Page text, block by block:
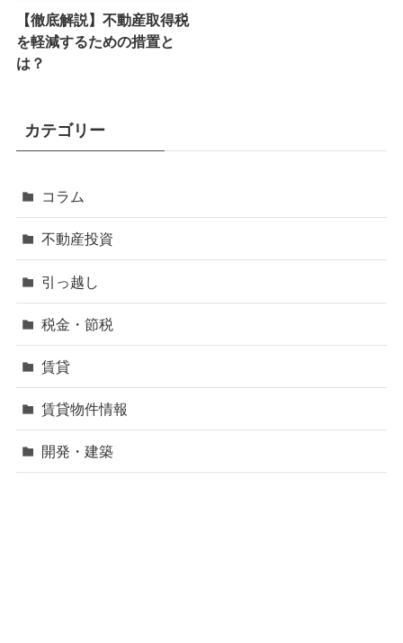
【徹底解説】不動産取得税
を軽減するための措置と
は？
カテゴリー
コラム
不動産投資
引っ越し
税金・節税
賃貸
賃貸物件情報
開発・建築